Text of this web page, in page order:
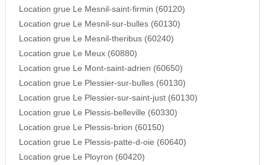
Location grue Le Mesnil-saint-firmin (60120)
Location grue Le Mesnil-sur-bulles (60130)
Location grue Le Mesnil-theribus (60240)
Location grue Le Meux (60880)
Location grue Le Mont-saint-adrien (60650)
Location grue Le Plessier-sur-bulles (60130)
Location grue Le Plessier-sur-saint-just (60130)
Location grue Le Plessis-belleville (60330)
Location grue Le Plessis-brion (60150)
Location grue Le Plessis-patte-d-oie (60640)
Location grue Le Ployron (60420)